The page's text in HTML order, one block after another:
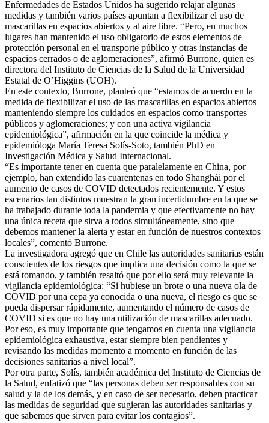
Enfermedades de Estados Unidos ha sugerido relajar algunas
medidas y también varios países apuntan a flexibilizar el uso de
mascarillas en espacios abiertos y al aire libre. “Pero, en muchos
lugares han mantenido el uso obligatorio de estos elementos de
protección personal en el transporte público y otras instancias de
espacios cerrados o de aglomeraciones”, afirmó Burrone, quien es
directora del Instituto de Ciencias de la Salud de la Universidad
Estatal de O’Higgins (UOH).
En este contexto, Burrone, planteó que “estamos de acuerdo en la
medida de flexibilizar el uso de las mascarillas en espacios abiertos
manteniendo siempre los cuidados en espacios como transportes
públicos y aglomeraciones; y con una activa vigilancia
epidemiológica”, afirmación en la que coincide la médica y
epidemióloga María Teresa Solís-Soto, también PhD en
Investigación Médica y Salud Internacional.
“Es importante tener en cuenta que paralelamente en China, por
ejemplo, han extendido las cuarentenas en todo Shanghái por el
aumento de casos de COVID detectados recientemente. Y estos
escenarios tan distintos muestran la gran incertidumbre en la que se
ha trabajado durante toda la pandemia y que efectivamente no hay
una única receta que sirva a todos simultáneamente, sino que
debemos mantener la alerta y estar en función de nuestros contextos
locales”, comentó Burrone.
La investigadora agregó que en Chile las autoridades sanitarias están
conscientes de los riesgos que implica una decisión como la que se
está tomando, y también resaltó que por ello será muy relevante la
vigilancia epidemiológica: “Si hubiese un brote o una nueva ola de
COVID por una cepa ya conocida o una nueva, el riesgo es que se
pueda dispersar rápidamente, aumentando el número de casos de
COVID si es que no hay una utilización de mascarillas adecuado.
Por eso, es muy importante que tengamos en cuenta una vigilancia
epidemiológica exhaustiva, estar siempre bien pendientes y
revisando las medidas momento a momento en función de las
decisiones sanitarias a nivel local”.
Por otra parte, Solís, también académica del Instituto de Ciencias de
la Salud, enfatizó que “las personas deben ser responsables con su
salud y la de los demás, y en caso de ser necesario, deben practicar
las medidas de seguridad que sugieran las autoridades sanitarias y
que sabemos que sirven para evitar los contagios”.